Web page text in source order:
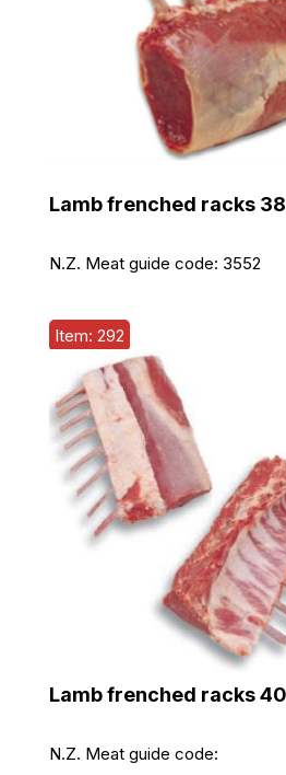
Lamb frenched racks
N.Z. Meat guide code: 3552
Item: 292
Lamb frenched racks
N.Z. Meat guide code: